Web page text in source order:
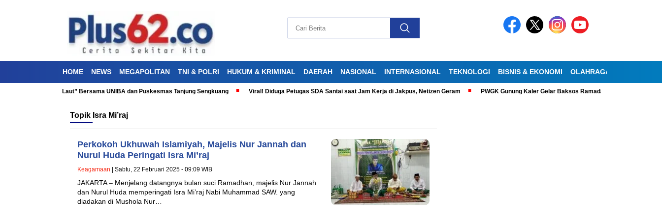
HOME NEWS MEGAPOLITAN TNI & POLRI HUKUM & KRIMINAL DAERAH NASIONAL INTERNASIONAL TEKNOLOGI BISNIS & EKONOMI OLAHRAGA
“Aku Cinta Laut” Bersama UNIBA dan Puskesmas Tanjung Sengkuang Viral! Diduga Petugas SDA Santai saat Jam Kerja di Jakpus, Netizen Geram PWGK Gunung Kaler Gelar Baksos Ramadan, Bantu Lansia
Topik Isra Mi’raj
Perkokoh Ukhuwah Islamiyah, Majelis Nur Jannah dan
Nurul Huda Peringati Isra Mi’raj
Keagamaan | Sabtu, 22 Februari 2025 - 09:09 WIB
JAKARTA – Menjelang datangnya bulan suci Ramadhan, majelis Nur Jannah
dan Nurul Huda memperingati Isra Mi’raj Nabi Muhammad SAW. yang
diadakan di Mushola Nur…